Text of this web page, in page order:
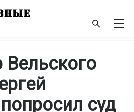
Вельского
суд